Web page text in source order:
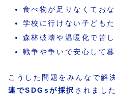
食べ物が足りなくてお
学校に行けない子ども
森林破壊や温暖化で苦
戦争や争いで安心して
こうした問題をみんなで解
連でSDGsが採択 されました